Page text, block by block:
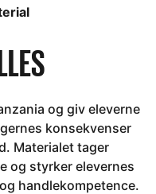
og giv eleverne
konsekvenser
Materialet tager
og styrker elevernes
handlekompetence.